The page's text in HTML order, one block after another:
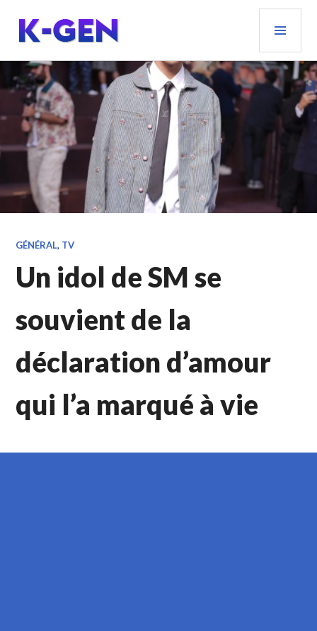
contenu
principal
K-GEN
GÉNÉRAL, TV
Un idol de SM se
souvient de la
déclaration d’amour
qui l’a marqué à vie